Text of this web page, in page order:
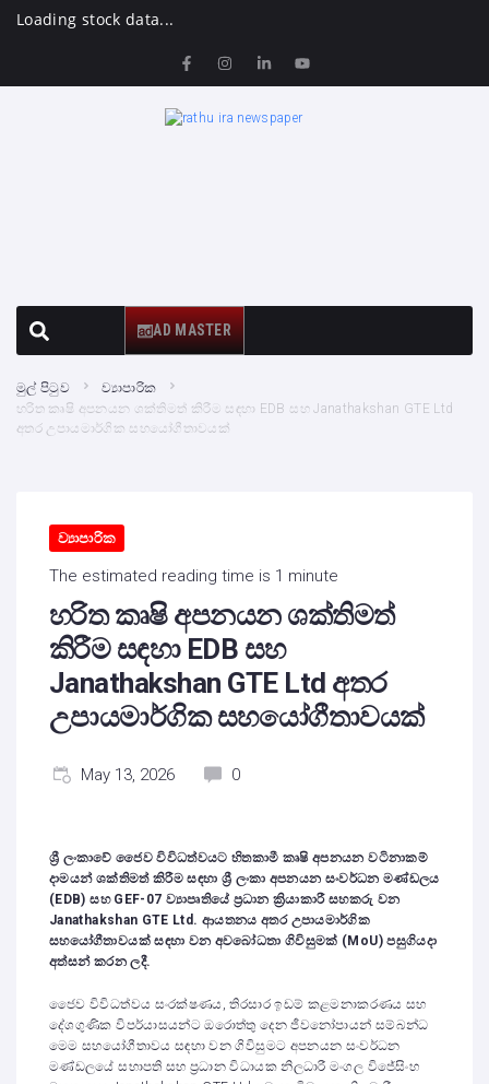
Loading stock data...
AD MASTER
මුල් පිටුව
ව්‍යාපාරික
හරිත කෘෂි අපනයන ශක්තිමත් කිරීම සඳහා EDB සහ Janathakshan GTE Ltd
අතර උපායමාර්ගික සහයෝගීතාවයක්
ව්‍යාපාරික
The estimated reading time is 1 minute
හරිත කෘෂි අපනයන ශක්තිමත්
කිරීම සඳහා EDB සහ
Janathakshan GTE Ltd අතර
උපායමාර්ගික සහයෝගීතාවයක්
May 13, 2026 0
ශ්‍රී ලංකාවේ ජෛව විවිධත්වයට හිතකාමී කෘෂි අපනයන වටිනාකම්
දාමයන් ශක්තිමත් කිරීම සඳහා ශ්‍රී ලංකා අපනයන සංවර්ධන මණ්ඩලය
( EDB)සහ GEF-07 ව්‍යාපෘතියේ ප්‍රධාන ක්‍රියාකාරී සහකරු වන
Janathakshan GTE Ltd. ආයතනය අතර උපායමාර්ගික
සහයෝගීතාවයක් සඳහා වන අවබෝධතා ගිවිසුමක් ( MoU)පසුගියදා
අත්සන් කරන ලදී.
ජෛව විවිධත්වය සංරක්ෂණය, තිරසාර ඉඩම් කළමනාකරණය සහ
දේශගුණික විපර්යාසයන්ට ඔරොත්තු දෙන ජීවනෝපායන් සම්බන්ධ
මෙම සහයෝගීතාවය සඳහා වන ගිවිසුමට අපනයන සංවර්ධන
මණ්ඩලයේ සභාපති සහ ප්‍රධාන විධායක නිලධාරී මංගල විජේසිංහ